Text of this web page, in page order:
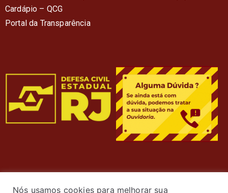
Cardápio – QCG
Portal da Transparência
Nós usamos cookies para melhorar sua